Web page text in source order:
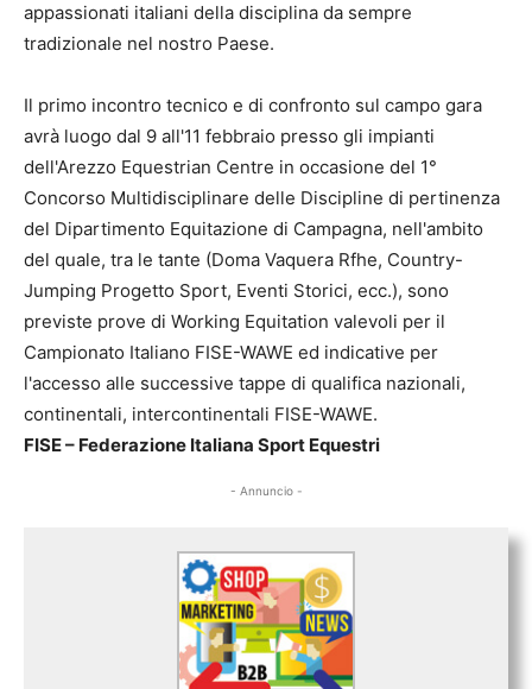
appassionati italiani della disciplina da sempre
tradizionale nel nostro Paese.
Il primo incontro tecnico e di confronto sul campo gara
avrà luogo dal 9 all'11 febbraio presso gli impianti
dell'Arezzo Equestrian Centre in occasione del 1°
Concorso Multidisciplinare delle Discipline di pertinenza
del Dipartimento Equitazione di Campagna, nell'ambito
del quale, tra le tante (Doma Vaquera Rfhe, Country-
Jumping Progetto Sport, Eventi Storici, ecc.), sono
previste prove di Working Equitation valevoli per il
Campionato Italiano FISE-WAWE ed indicative per
l'accesso alle successive tappe di qualifica nazionali,
continentali, intercontinentali FISE-WAWE.
FISE – Federazione Italiana Sport Equestri
- Annuncio -